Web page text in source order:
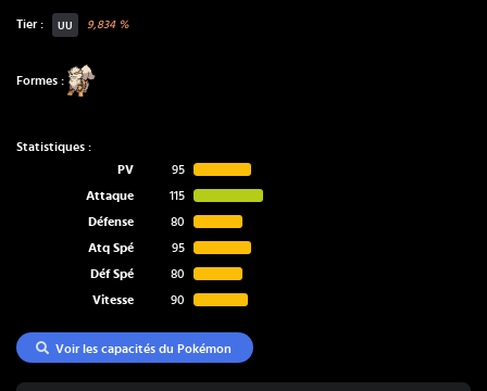
Tier : UU 9,834%
Formes :
Statistiques :
PV
95
Attaque
115
Défense
80
Atq Spé
95
Déf Spé
80
Vitesse
90
Voir les capacités du Pokémon